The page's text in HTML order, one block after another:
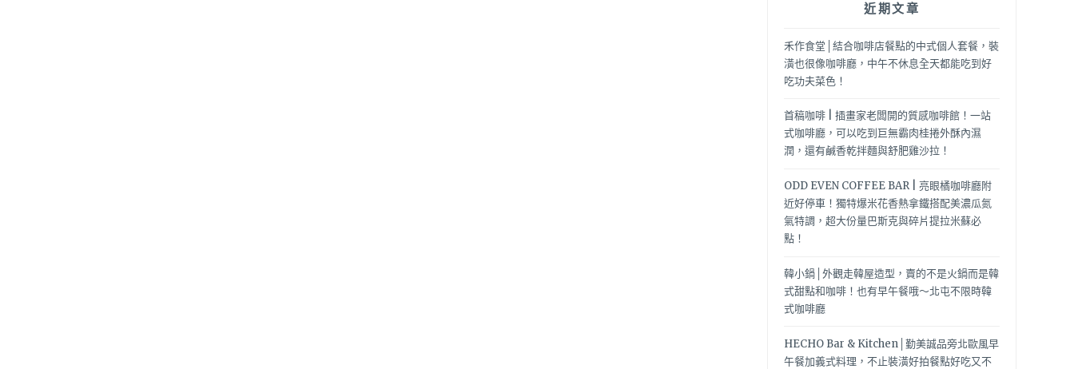
近期文章
禾作食堂│結合咖啡店餐點的中式個人套餐，裝
潢也很像咖啡廳，中午不休息全天都能吃到好
吃功夫菜色！
首稿咖啡 | 插畫家老闆開的質感咖啡館！一站
式咖啡廳，可以吃到巨無霸肉桂捲外酥內濕
潤，還有鹹香乾拌麵與舒肥雞沙拉！
ODD EVEN COFFEE BAR | 亮眼橘咖啡廳附
近好停車！獨特爆米花香熱拿鐵搭配美濃瓜氮
氣特調，超大份量巴斯克與碎片提拉米蘇必
點！
韓小鍋│外觀走韓屋造型，賣的不是火鍋而是韓
式甜點和咖啡！也有早午餐哦～北屯不限時韓
式咖啡廳
HECHO Bar & Kitchen│勤美誠品旁北歐風早
午餐加義式料理，不止裝潢好拍餐點好吃又不